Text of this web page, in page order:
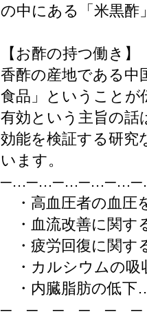
の中にある「米黒酢
【お酢の持つ働き】
香酢の産地である中
食品」ということが
有効という主旨の話
効能を検証する研究
います。
・高血圧者の血
・血流改善に関
・疲労回復に関
・カルシウムの
・内臓脂肪の低